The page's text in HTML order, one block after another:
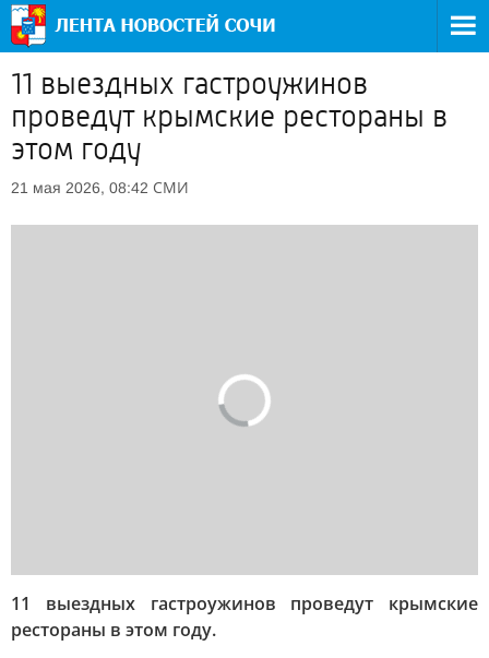
11 выездных гастроужинов
проведут крымские рестораны в
этом году
21 мая 2026, 08:42 СМИ
11 выездных гастроужинов проведут крымские
рестораны в этом году.